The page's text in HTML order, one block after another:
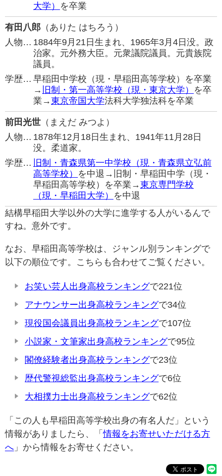
大学） を卒業
有田八郎 （ありた はちろう）
人物… 1884年9月21日生まれ、1965年3月4日没。政
治家。元外務大臣。元衆議院議員。元貴族院
議員。
学歴… 早稲田中学校（現・早稲田高等学校）を卒業
→ 旧制・第一高等学校（現・東京大学） を卒
業→東京帝国大学法科大学独法科を卒業
前田光世 （まえだ みつよ）
人物… 1878年12月18日生まれ、1941年11月28日
没。柔道家。
学歴…
旧制・青森県第一中学校（現・青森県立弘前
高等学校） を中退→旧制・早稲田中学（現・
早稲田高等学校）を卒業→東京専門学校
（現・早稲田大学） を中退
結構早稲田大学以外の大学に進学する人がいるんで
すね。意外です。
なお、早稲田高等学校は、ジャンル別ランキングで
以下の順位です。こちらも合わせてご覧ください。
お笑い芸人出身高校ランキングで221位
アナウンサー出身高校ランキングで34位
現役国会議員出身高校ランキングで107位
小説家・文筆家出身高校ランキングで95位
閣僚経験者出身高校ランキングで23位
歴代警視総監出身高校ランキングで6位
大相撲力士出身高校ランキングで62位
「この人も早稲田高等学校出身の有名人だ」という
情報がありましたら、「情報をお寄せいただける方
へ 」から情報をお寄せください。